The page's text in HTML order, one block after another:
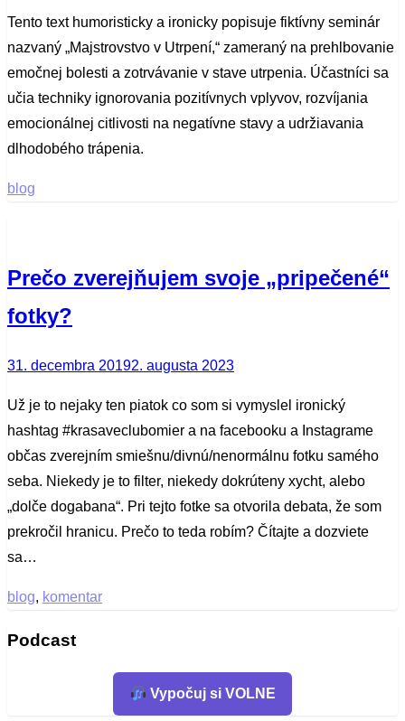
Tento text humoristicky a ironicky popisuje fiktívny seminár
nazvaný „Majstrovstvo v Utrpení,“ zameraný na prehlbovanie
emočnej bolesti a zotrvávanie v stave utrpenia. Účastníci sa
učia techniky ignorovania pozitívnych vplyvov, rozvíjania
emocionálnej citlivosti na negatívne stavy a udržiavania
dlhodobého trápenia.
blog
Prečo zverejňujem svoje „pripečené“
fotky?
Posted
31. decembra 20192. augusta 2023
Už je to nejaky ten piatok co som si vymyslel ironický
hashtag #krasaveclubomier a na facebooku a Instagrame
občas zverejním smiešnu/divnú/nenormálnu fotku samého
seba. Niekedy je to filter, niekedy dokrúteny xycht, alebo
„dolče dogabana“. Pri tejto fotke sa otvorila debata, že som
prekročil hranicu. Prečo to teda robím? Čítajte a dozviete
sa…
blog, komentar
Podcast
Vypočuj si VOLNE